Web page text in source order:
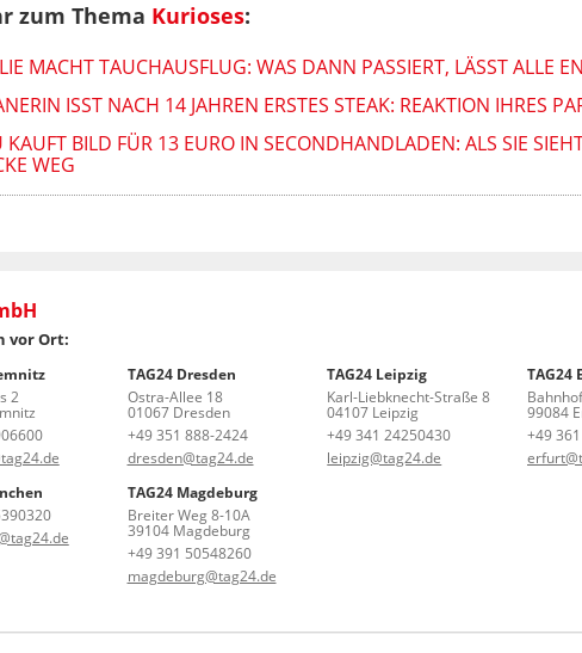
zum Thema Kurioses:
MACHT TAUCHAUSFLUG: WAS DANN PASSIERT, LÄSST ALLE
ISST NACH 14 JAHREN ERSTES STEAK: REAKTION IHRES
KAUFT BILD FÜR 13 EURO IN SECONDHANDLADEN: ALS SIE
WEG
vor Ort:
2
TAG24 Dresden
Ostra-Allee 18
01067 Dresden
+49 351 888-2424
dresden@tag24.de
TAG24 Leipzig
Karl-Liebknecht-Straße 8
04107 Leipzig
+49 341 24250430
leipzig@tag24.de
TAG24
99084
+49
TAG24 Magdeburg
Breiter Weg 8-10A
39104 Magdeburg
+49 391 50548260
magdeburg@tag24.de